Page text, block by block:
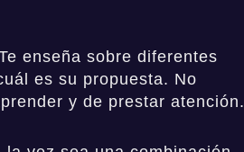
enseña sobre diferentes
es su propuesta. No
y de prestar atención.